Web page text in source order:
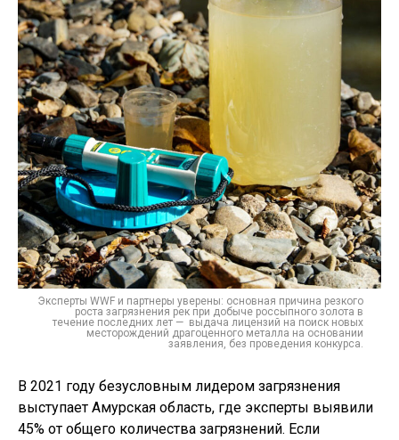
Эксперты WWF и партнеры уверены: основная причина резкого
роста загрязнения рек при добыче россыпного золота в
течение последних лет — выдача лицензий на поиск новых
месторождений драгоценного металла на основании
заявления, без проведения конкурса.
В 2021 году безусловным лидером загрязнения
выступает Амурская область, где эксперты выявили
45% от общего количества загрязнений. Если